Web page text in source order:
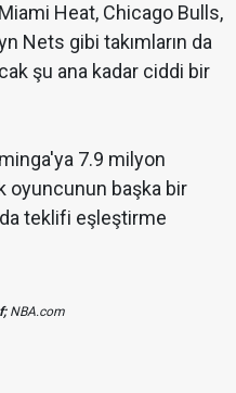
Heat, Chicago Bulls,
Nets gibi takımların da
şu ana kadar ciddi bir
7.9 milyon
oyuncunun başka bir
teklifi eşleştirme
NBA.com